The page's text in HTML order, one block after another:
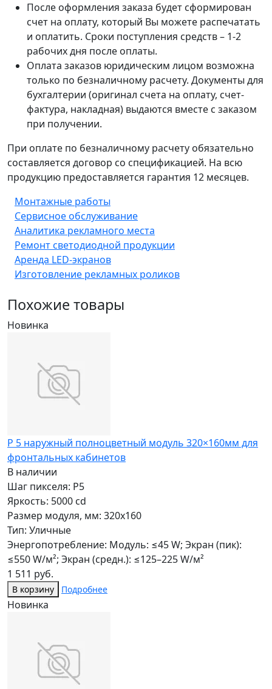
После оформления заказа будет сформирован
счет на оплату, который Вы можете распечатать
и оплатить. Сроки поступления средств – 1-2
рабочих дня после оплаты.
Оплата заказов юридическим лицом возможна
только по безналичному расчету. Документы для
бухгалтерии (оригинал счета на оплату, счет-
фактура, накладная) выдаются вместе с заказом
при получении.
При оплате по безналичному расчету обязательно
составляется договор со спецификацией. На всю
продукцию предоставляется гарантия 12 месяцев.
Монтажные работы
Сервисное обслуживание
Аналитика рекламного места
Ремонт светодиодной продукции
Аренда LED-экранов
Изготовление рекламных роликов
Похожие товары
Новинка
P 5 наружный полноцветный модуль 320×160мм для
фронтальных кабинетов
В наличии
Шаг пикселя: P5
Яркость: 5000 cd
Размер модуля, мм: 320x160
Тип: Уличные
Энергопотребление: Модуль: ≤45 W; Экран (пик):
≤550 W/м²; Экран (средн.): ≤125–225 W/м²
1 511 руб.
В корзину Подробнее
Новинка